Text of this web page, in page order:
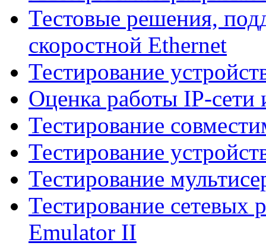
Тестовые решения,
скоростной Ethernet
Тестирование
Оценка работы IP-сети
Тестирование
Тестирование
Тестирование
Тестирование
Emulator II